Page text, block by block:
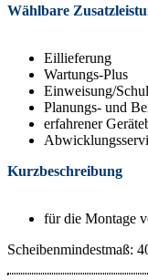
Wählbare
Eillieferung
Wartungs-Plus
Einweisung/
Planungs- und
erfahrener
Kurzbeschreibung
für die Montage
Scheibenmindestmaß: